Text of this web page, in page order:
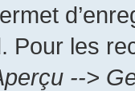
Pour les
-->